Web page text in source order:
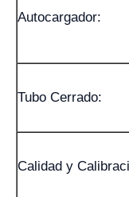
Autocargador:
Tubo Cerrado:
Calidad y